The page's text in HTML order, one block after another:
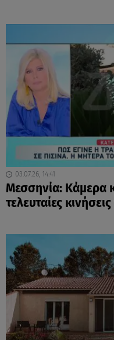
03.07.26, 14:41
Μεσσηνία: Κάμερα
τελευταίες